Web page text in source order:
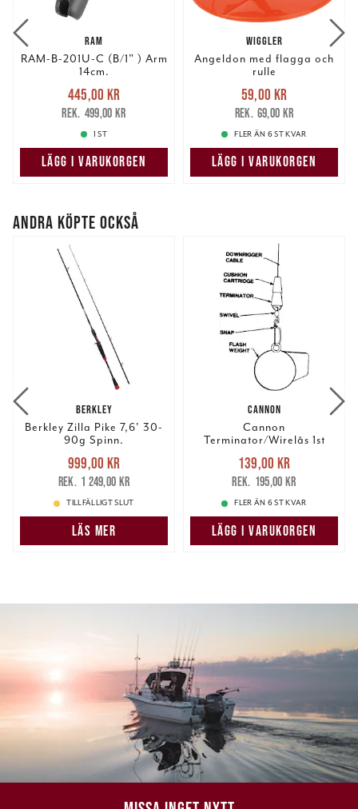
information från din enhet till de sociala medier och
annons- och analysföretag som vi samarbetar med.
Dessa kan i sin tur kombinera informationen med annan
information som du har tillhandahållit eller som de har
samlat in när du har använt deras tjänster.
RAM
RAM-B-201U-C (B/1" ) Arm
14cm.
Nuvarande pris
445,00 krTidigare pris
499,00 kr
445,00 kr
499,00 kr
1 ST
LÄGG I VARUKORGEN
WIGGLER
Angeldon med flagga och
rulle
Nuvarande pris
59,00 krTidigare pris
69,00 kr
59,00 kr
69,00 kr
FLER ÄN 6 ST KVAR
LÄGG I VARUKORGEN
ANDRA KÖPTE OCKSÅ
BERKLEY
Berkley Zilla Pike 7,6' 30-
90g Spinn.
Nuvarande pris
999,00 krTidigare pris
1 249,00 kr
999,00 kr
1 249,00 kr
TILLFÄLLIGT SLUT
LÄS MER
CANNON
Cannon
Terminator/Wirelås 1st
Nuvarande pris
139,00 krTidigare pris
195,00 kr
139,00 kr
195,00 kr
FLER ÄN 6 ST KVAR
LÄGG I VARUKORGEN